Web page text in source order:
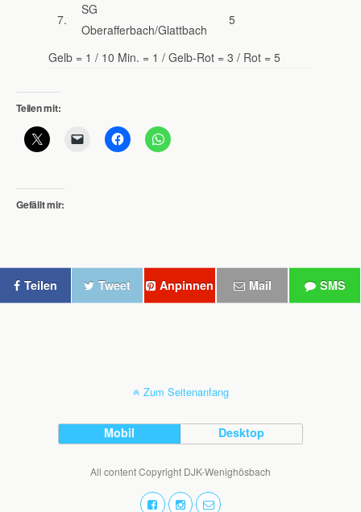
7.
SG
Oberafferbach/Glattbach
5
Gelb = 1 / 10 Min. = 1 / Gelb-Rot = 3 / Rot = 5
Teilen mit:
Gefällt mir:
Teilen Tweet Anpinnen Mail SMS
Zum Seitenanfang
Mobil Desktop
All content Copyright DJK-Wenighösbach